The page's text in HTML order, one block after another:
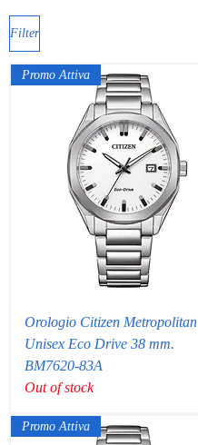
Filter
Promo Attiva
Orologio Citizen Metropolitan
Unisex Eco Drive 38 mm.
BM7620-83A
Out of stock
Promo Attiva